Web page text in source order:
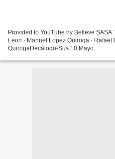
Provided to YouTube by Believe SASA
Leon · Manuel Lopez Quiroga ·
QuirogaDecálogo-Sus 10 Mayo...